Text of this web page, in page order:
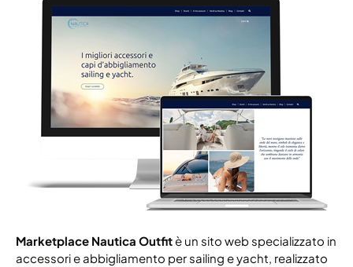
Marketplace Nautica Outfitè un sito web specializzato in
accessori e abbigliamento per sailing e yacht, realizzato